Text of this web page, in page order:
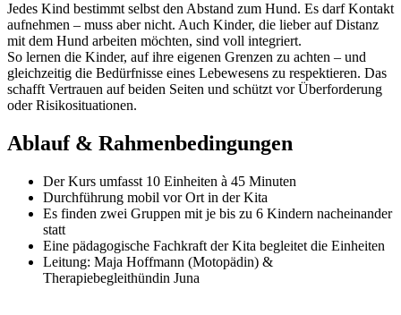
Jedes Kind bestimmt selbst den Abstand zum Hund. Es darf Kontakt
aufnehmen – muss aber nicht. Auch Kinder, die lieber auf Distanz
mit dem Hund arbeiten möchten, sind voll integriert.
So lernen die Kinder, auf ihre eigenen Grenzen zu achten – und
gleichzeitig die Bedürfnisse eines Lebewesens zu respektieren. Das
schafft Vertrauen auf beiden Seiten und schützt vor Überforderung
oder Risikosituationen.
Ablauf & Rahmenbedingungen
Der Kurs umfasst 10 Einheiten à 45 Minuten
Durchführung mobil vor Ort in der Kita
Es finden zwei Gruppen mit je bis zu 6 Kindern nacheinander
statt
Eine pädagogische Fachkraft der Kita begleitet die Einheiten
Leitung: Maja Hoffmann (Motopädin) &
Therapiebegleithündin Juna